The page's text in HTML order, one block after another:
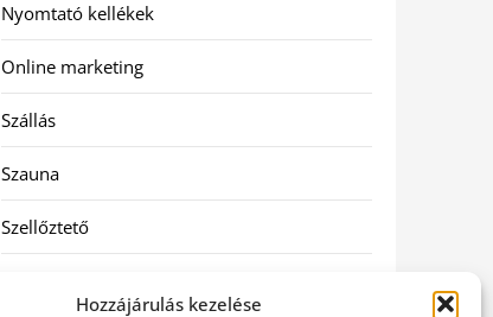
Hozzájárulás kezelése
Nyomtató kellékek
Online marketing
Szállás
Szauna
Szellőztető